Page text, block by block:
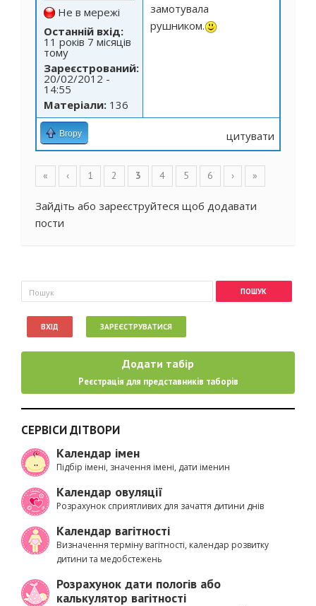
Не в мережі
Останній вхід:
11 років 7 місяців
тому
Зареєстрований:
20/02/2012 -
14:55
Матеріали: 136
замотувала
рушником.
Вгору цитувати
Сторінки
« ‹ 1 2 3 4 5 6 › »
Зайдіть або зареєструйтеся щоб додавати
пости
Пошукова форма
Пошук
ВХІД ЗАРЕЄСТРУВАТИСЯ
Додати табір
Реєстрація для представників таборів
СЕРВІСИ ДІТВОРИ
Календар імен
Підбір імені, значення імені, дати іменин
Календар овуляції
Розрахунок сприятливих для зачаття дитини днів
Календар вагітності
Визначення терміну вагітності, календар розвитку
дитини та медобстежень
Розрахунок дати пологів або
калькулятор вагітності